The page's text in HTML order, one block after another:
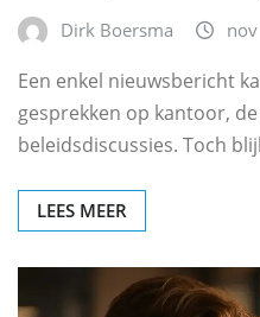
Dirk Boersma
Een enkel nieuwsbericht
gesprekken op kantoor,
beleidsdiscussies. Toch
LEES MEER